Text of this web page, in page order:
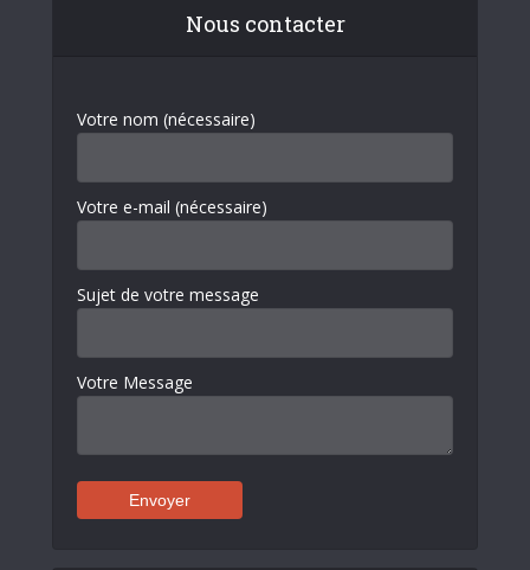
Nous contacter
Votre nom (nécessaire)
Votre e-mail (nécessaire)
Sujet de votre message
Votre Message